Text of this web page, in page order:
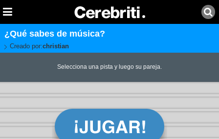
¿Qué sabes de música?
Creado por:christian
Selecciona una pista y luego su pareja.